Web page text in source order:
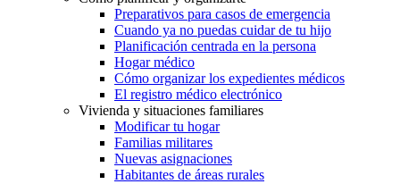
Preparativos para casos de emergencia
Cuando ya no puedas cuidar de tu hijo
Planificación centrada en la persona
Hogar médico
Cómo organizar los expedientes médicos
El registro médico electrónico
Vivienda y situaciones familiares
Modificar tu hogar
Familias militares
Nuevas asignaciones
Habitantes de áreas rurales